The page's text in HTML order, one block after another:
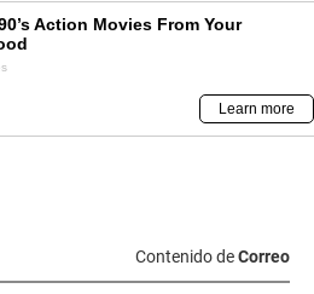
Contenido deCorreo